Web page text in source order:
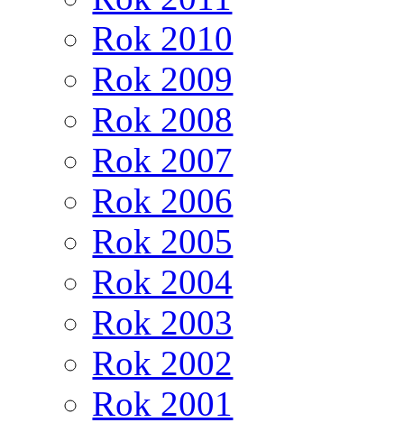
Rok 2010
Rok 2009
Rok 2008
Rok 2007
Rok 2006
Rok 2005
Rok 2004
Rok 2003
Rok 2002
Rok 2001